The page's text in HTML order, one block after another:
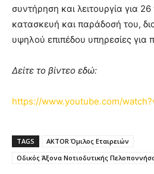
συντήρηση και λειτουργία για
κατασκευή και παράδοσή του,
υψηλού επιπέδου υπηρεσίες για
Δείτε το βίντεο εδώ:
https://www.youtube.com/
TAGS
AKTOR Όμιλος Εταιρειών
Οδικός Άξονα Νοτιοδυτικής